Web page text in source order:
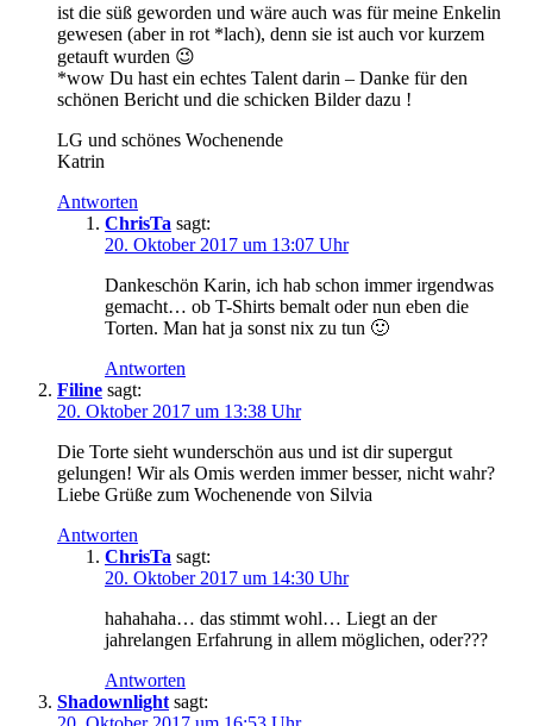
ist die süß geworden und wäre auch was für meine Enkelin
gewesen (aber in rot *lach), denn sie ist auch vor kurzem
getauft wurden 😉
*wow Du hast ein echtes Talent darin – Danke für den
schönen Bericht und die schicken Bilder dazu !
LG und schönes Wochenende
Katrin
Antworten
ChrisTa sagt:
20. Oktober 2017 um 13:07 Uhr
Dankeschön Karin, ich hab schon immer irgendwas
gemacht… ob T-Shirts bemalt oder nun eben die
Torten. Man hat ja sonst nix zu tun 🙂
Antworten
Filine sagt:
20. Oktober 2017 um 13:38 Uhr
Die Torte sieht wunderschön aus und ist dir supergut
gelungen! Wir als Omis werden immer besser, nicht wahr?
Liebe Grüße zum Wochenende von Silvia
Antworten
ChrisTa sagt:
20. Oktober 2017 um 14:30 Uhr
hahahaha… das stimmt wohl… Liegt an der
jahrelangen Erfahrung in allem möglichen, oder???
Antworten
Shadownlight sagt: